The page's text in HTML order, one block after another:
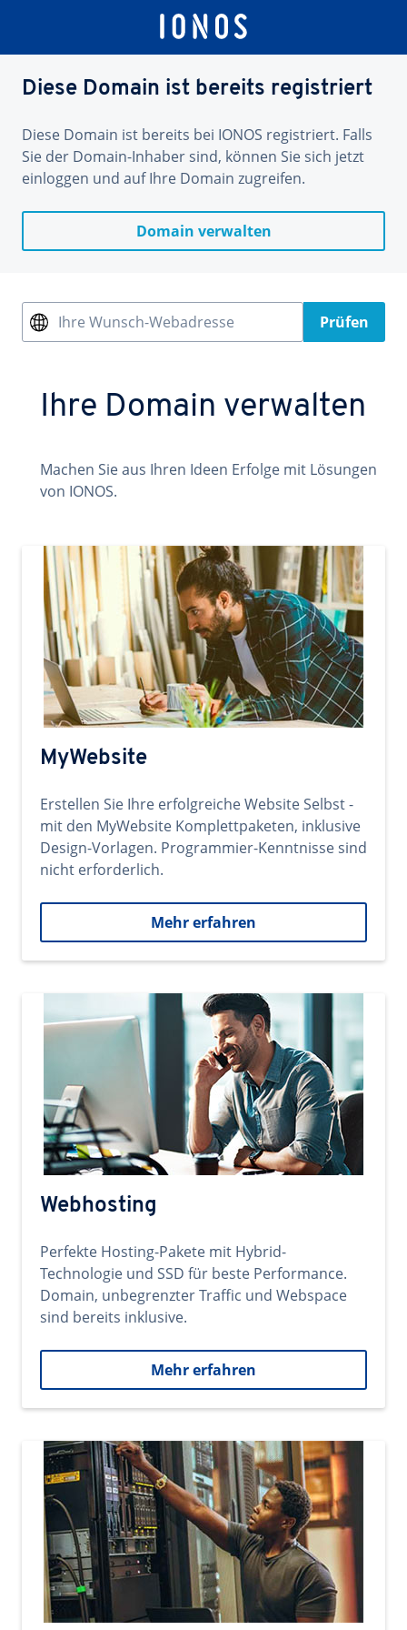
Diese Domain ist bereits registriert
Diese Domain ist bereits bei IONOS registriert. Falls
Sie der Domain-Inhaber sind, können Sie sich jetzt
einloggen und auf Ihre Domain zugreifen.
Domain verwalten
Ihre Wunsch-Webadresse Prüfen
Ihre Domain verwalten
Machen Sie aus Ihren Ideen Erfolge mit Lösungen
von IONOS.
MyWebsite
Erstellen Sie Ihre erfolgreiche Website Selbst -
mit den MyWebsite Komplettpaketen, inklusive
Design-Vorlagen. Programmier-Kenntnisse sind
nicht erforderlich.
Mehr erfahren
Webhosting
Perfekte Hosting-Pakete mit Hybrid-
Technologie und SSD für beste Performance.
Domain, unbegrenzter Traffic und Webspace
sind bereits inklusive.
Mehr erfahren